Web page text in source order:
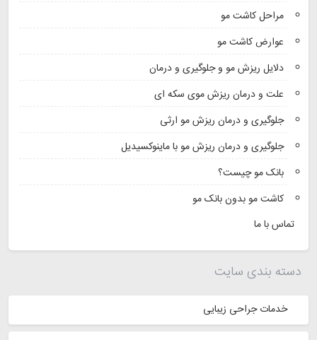
مراحل کاشت مو
عوارض کاشت مو
دلایل ریزش مو و جلوگیری و درمان
علت و درمان ریزش موی سکه ای
جلوگیری و درمان ریزش مو ارثی
جلوگیری و درمان ریزش مو با ماینوکسیدیل
بانک مو چیست؟
کاشت مو بدون بانک مو
تماس با ما
دسته بندی سایت
خدمات جراحی زیبایی